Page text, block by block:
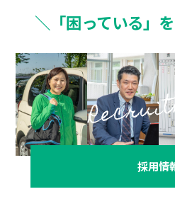
＼「困っている」
採用情